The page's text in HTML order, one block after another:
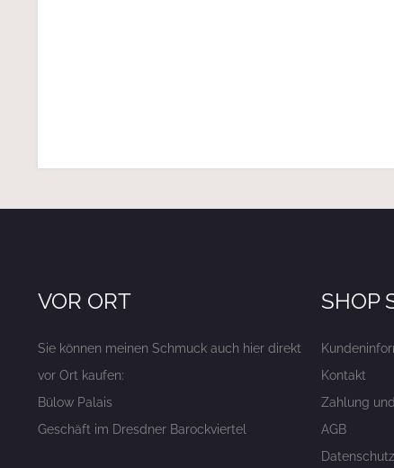
VOR ORT
Sie können meinen Schmuck auch hier direkt
vor Ort kaufen:
Bülow Palais
Geschäft im Dresdner Barockviertel
SHOP
Kontakt
Zahlung
AGB
Datenschutz